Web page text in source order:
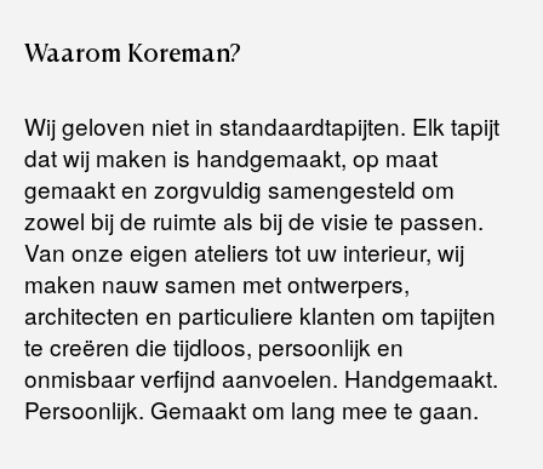
aankoopbedrag zo snel mogelijk terug, maar uiterlijkbinnen 14
dagen na herroeping .
Voor meer informatie kunt u terecht op:
Terugbetalingsbeleid
Waarom Koreman?
Wij geloven niet in standaardtapijten. Elk tapijt
dat wij maken is handgemaakt, op maat
gemaakt en zorgvuldig samengesteld om
zowel bij de ruimte als bij de visie te passen.
Van onze eigen ateliers tot uw interieur, wij
maken nauw samen met ontwerpers,
architecten en particuliere klanten om tapijten
te creëren die tijdloos, persoonlijk en
onmisbaar verfijnd aanvoelen. Handgemaakt.
Persoonlijk. Gemaakt om lang mee te gaan.